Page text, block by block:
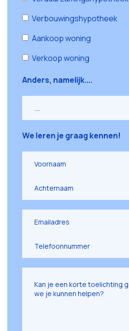
Verbouwingshypotheek
Aankoop woning
Verkoop woning
Anders, namelijk....
We leren je graag kennen!